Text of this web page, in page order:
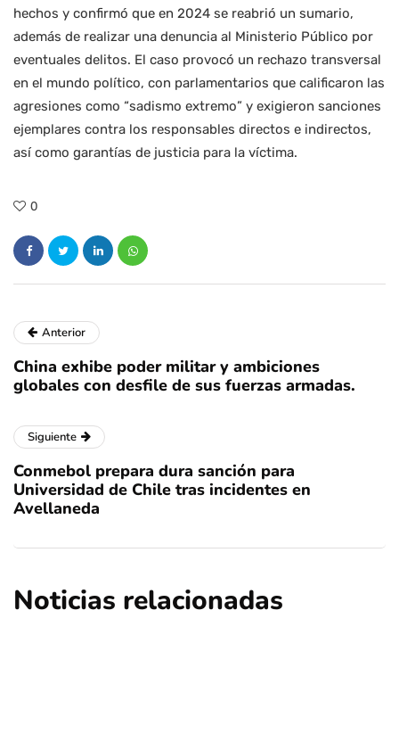
hechos y confirmó que en 2024 se reabrió un sumario,
además de realizar una denuncia al Ministerio Público por
eventuales delitos. El caso provocó un rechazo transversal
en el mundo político, con parlamentarios que calificaron las
agresiones como “sadismo extremo” y exigieron sanciones
ejemplares contra los responsables directos e indirectos,
así como garantías de justicia para la víctima.
0
Anterior
China exhibe poder militar y ambiciones
globales con desfile de sus fuerzas armadas.
Siguiente
Conmebol prepara dura sanción para
Universidad de Chile tras incidentes en
Avellaneda
Noticias relacionadas